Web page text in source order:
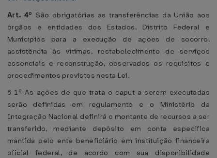
Art. 4º São obrigatórias as transferências da União aos
órgãos e entidades dos Estados, Distrito Federal e
Municípios para a execução de ações de socorro,
assistência às vítimas, restabelecimento de serviços
essenciais e reconstrução, observados os requisitos e
procedimentos previstos nesta Lei.
§ 1º As ações de que trata o caput a serem executadas
serão definidas em regulamento e o Ministério da
Integração Nacional definirá o montante de recursos a ser
transferido, mediante depósito em conta específica
mantida pelo ente beneficiário em instituição financeira
oficial federal, de acordo com sua disponibilidade